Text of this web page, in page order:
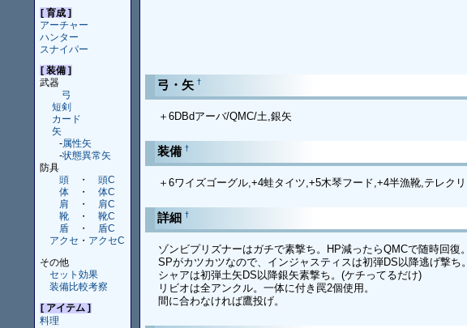
[ 育成 ]
アーチャー
ハンター
スナイパー
[ 装備 ]
武器
弓
短剣
カード
矢
-属性矢
-状態異常矢
防具
頭
・
頭C
体
・
体C
肩
・
肩C
靴
・
靴C
盾
・
盾C
アクセ ・ アクセC
その他
セット効果
装備比較考察
[ アイテム ]
料理
弓・矢 †
＋6DBdアーバ/QMC/土,銀矢
装備 †
＋6ワイズゴーグル,+4蛙タイツ,+5木琴フード,+4半漁靴,テレクリ
詳細 †
ゾンビプリズナーはガチで素撃ち。HP減ったらQMCで随時回復。
SPがカツカツなので、インジャスティスは初弾DS以降逃げ撃ち。
シャアは初弾土矢DS以降銀矢素撃ち。(ケチってるだけ)
リビオは全アンクル。一体に付き罠2個使用。
間に合わなければ鷹投げ。